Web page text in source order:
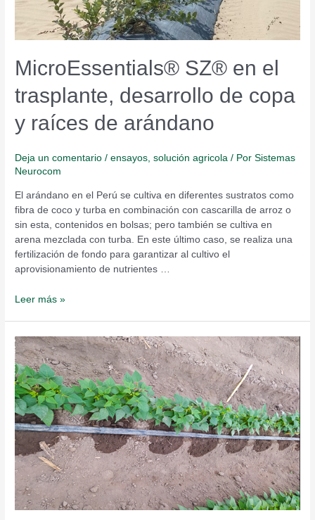
MicroEssentials® SZ® en el
trasplante, desarrollo de copa
y raíces de arándano
Deja un comentario /ensayos,solución agricola / PorSistemas
Neurocom
El arándano en el Perú se cultiva en diferentes sustratos como
fibra de coco y turba en combinación con cascarilla de arroz o
sin esta, contenidos en bolsas; pero también se cultiva en
arena mezclada con turba. En este último caso, se realiza una
fertilización de fondo para garantizar al cultivo el
aprovisionamiento de nutrientes …
de
copa
de
Leer más »
Fertilizantes
para
Fertirriego,
la
importancia
de
su
calidad